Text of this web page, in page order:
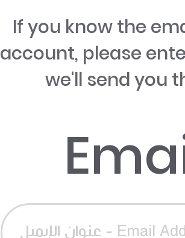
If you know the
account, please
we'll send you